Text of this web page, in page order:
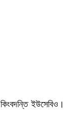
ইউসেবিও।